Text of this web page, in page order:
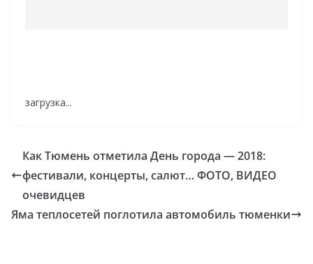
загрузка...
Как Тюмень отметила День города — 2018:
фестивали, концерты, салют… ФОТО, ВИДЕО
очевидцев
Яма теплосетей поглотила автомобиль тюменки